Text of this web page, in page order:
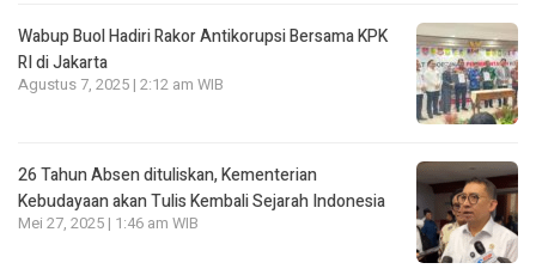
Wabup Buol Hadiri Rakor Antikorupsi Bersama KPK
RI di Jakarta
Agustus 7, 2025 | 2:12 am WIB
26 Tahun Absen dituliskan, Kementerian
Kebudayaan akan Tulis Kembali Sejarah Indonesia
Mei 27, 2025 | 1:46 am WIB